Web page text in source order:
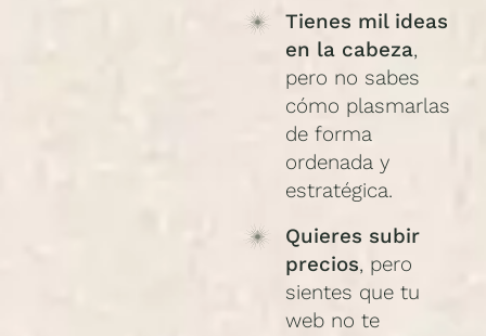
Tienes mil ideas
en la cabeza,
pero no sabes
cómo plasmarlas
de forma
ordenada y
estratégica.
Quieres subir
precios, pero
sientes que tu
web no te